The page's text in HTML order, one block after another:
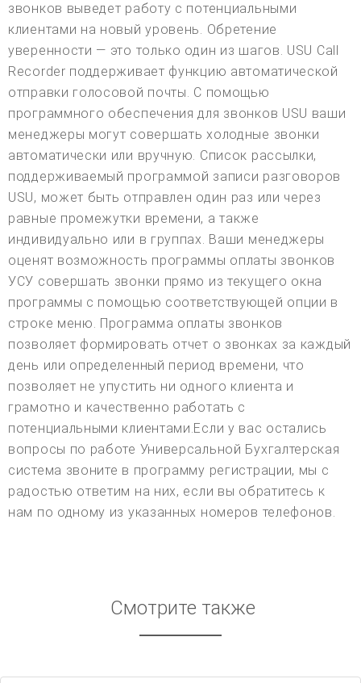
звонков выведет работу с потенциальными
клиентами на новый уровень. Обретение
уверенности — это только один из шагов. USU Call
Recorder поддерживает функцию автоматической
отправки голосовой почты. С помощью
программного обеспечения для звонков USU ваши
менеджеры могут совершать холодные звонки
автоматически или вручную. Список рассылки,
поддерживаемый программой записи разговоров
USU, может быть отправлен один раз или через
равные промежутки времени, а также
индивидуально или в группах. Ваши менеджеры
оценят возможность программы оплаты звонков
УСУ совершать звонки прямо из текущего окна
программы с помощью соответствующей опции в
строке меню. Программа оплаты звонков
позволяет формировать отчет о звонках за каждый
день или определенный период времени, что
позволяет не упустить ни одного клиента и
грамотно и качественно работать с
потенциальными клиентами.Если у вас остались
вопросы по работе Универсальной Бухгалтерская
система звоните в программу регистрации, мы с
радостью ответим на них, если вы обратитесь к
нам по одному из указанных номеров телефонов.
Смотрите также